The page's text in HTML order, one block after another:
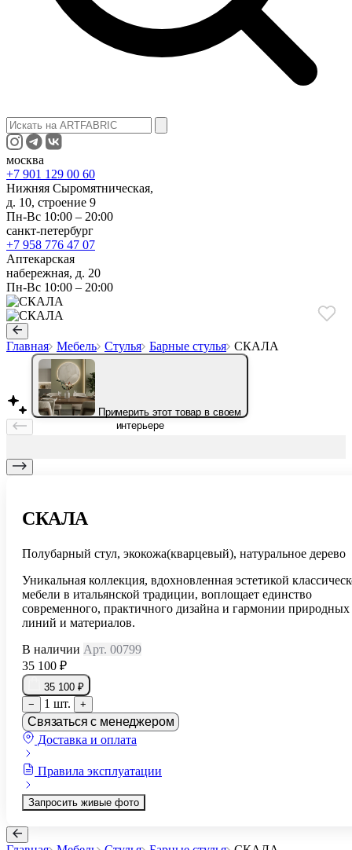
москва
+7 901 129 00 60
Нижняя Сыромятническая,
д. 10, строение 9
Пн-Вс 10:00 – 20:00
санкт-петербург
+7 958 776 47 07
Аптекарская
набережная, д. 20
Пн-Вс 10:00 – 20:00
Главная Мебель Стулья Барные стулья СКАЛА
Примерить этот товар в своем
интерьере
СКАЛА
Полубарный стул, экокожа(кварцевый), натуральное дерево
Уникальная коллекция, вдохновленная эстетикой
мебели в итальянской традиции, воплощает единство
современного, практичного дизайна и гармонии природных
линий и материалов.
В наличии Арт. 00799
35 100 ₽
35 100 ₽
−
1 шт. +
Связаться с менеджером
Доставка и оплата
Правила эксплуатации
Запросить живые фото